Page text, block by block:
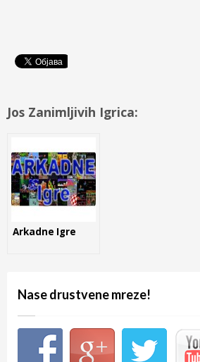
Jos Zanimljivih Igrica:
Arkadne Igre
Nase drustvene mreze!